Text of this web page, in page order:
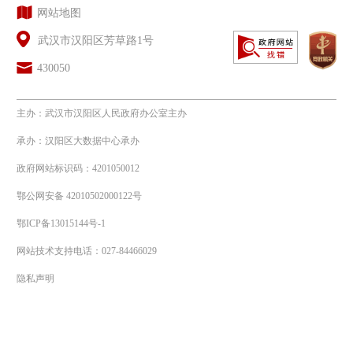
网站地图
武汉市汉阳区芳草路1号
430050
主办：武汉市汉阳区人民政府办公室主办
承办：汉阳区大数据中心承办
政府网站标识码：4201050012
鄂公网安备 42010502000122号
鄂ICP备13015144号-1
网站技术支持电话：027-84466029
隐私声明